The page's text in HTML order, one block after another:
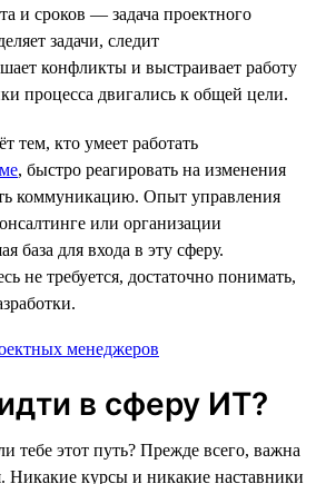
и сроков — задача проектного
задачи, следит
конфликты и выстраивает работу
процесса двигались к общей цели.
тем, кто умеет работать
, быстро реагировать на изменения
коммуникацию. Опыт управления
или организации
база для входа в эту сферу.
не требуется, достаточно понимать,
менеджеров
в сферу ИТ?
тебе этот путь? Прежде всего, важна
Никакие курсы и никакие наставники